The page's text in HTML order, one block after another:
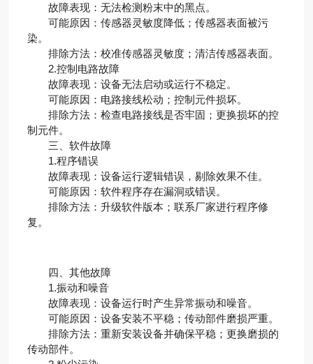
故障表现：无法检测粉末中的黑点。
可能原因：传感器灵敏度降低；传感器表面被污
染。
排除方法：校准传感器灵敏度；清洁传感器表面。
2.控制电路故障
故障表现：设备无法启动或运行不稳定。
可能原因：电路接线松动；控制元件损坏。
排除方法：检查电路接线是否牢固；更换损坏的控
制元件。
三、软件故障
1.程序错误
故障表现：设备运行逻辑错误，剔除效果不佳。
可能原因：软件程序存在漏洞或错误。
排除方法：升级软件版本；联系厂家进行程序修
复。
四、其他故障
1.振动和噪音
故障表现：设备运行时产生异常振动和噪音。
可能原因：设备安装不平稳；传动部件磨损严重。
排除方法：重新安装设备并确保平稳；更换磨损的
传动部件。